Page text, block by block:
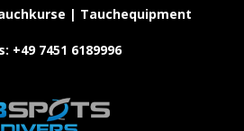
| Tauchequipment
+49 7451 6189996